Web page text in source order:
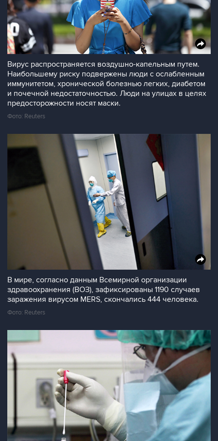
Вирус распространяется воздушно-капельным путем.
Наибольшему риску подвержены люди с ослабленным
иммунитетом, хронической болезнью легких, диабетом
и почечной недостаточностью. Люди на улицах в целях
предосторожности носят маски.
Фото: Reuters
В мире, согласно данным Всемирной организации
здравоохранения (ВОЗ), зафиксированы 1190 случаев
заражения вирусом MERS, скончались 444 человека.
Фото: Reuters